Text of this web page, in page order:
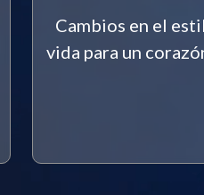
Cambios en el
vida para un